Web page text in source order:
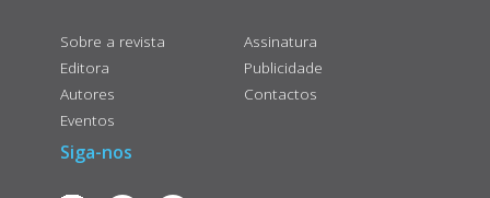
Sobre a revista
Editora
Autores
Eventos
Assinatura
Publicidade
Contactos
Siga-nos